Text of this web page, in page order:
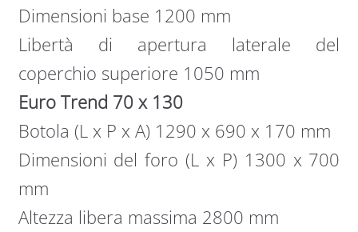
Dimensioni base 1200 mm
Libertà di apertura laterale del
coperchio superiore 1050 mm
Euro Trend 70 x 130
Botola (L x P x A) 1290 x 690 x 170 mm
Dimensioni del foro (L x P) 1300 x 700
mm
Altezza libera massima 2800 mm